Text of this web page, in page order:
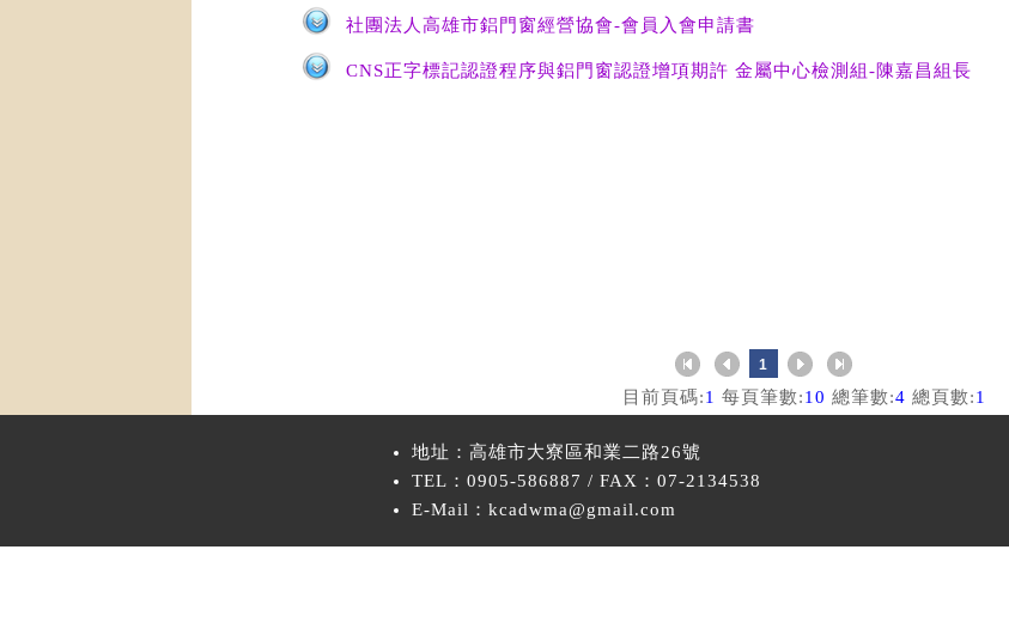
社團法人高雄市鋁門窗經營協會-會員入會申請書
CNS正字標記認證程序與鋁門窗認證增項期許 金屬中心檢測組-陳嘉昌組長
1
目前頁碼:1 每頁筆數:10 總筆數:4 總頁數:1
地址：高雄市大寮區和業二路26號
TEL：0905-586887 / FAX：07-2134538
E-Mail：kcadwma@gmail.com